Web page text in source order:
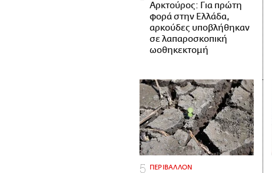
Αρκτούρος: Για πρώτη
φορά στην Ελλάδα,
αρκούδες υποβλήθηκαν
σε λαπαροσκοπική
ωοθηκεκτομή
ΠΕΡΙΒΑΛΛΟΝ